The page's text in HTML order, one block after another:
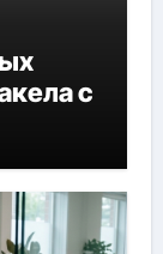
с